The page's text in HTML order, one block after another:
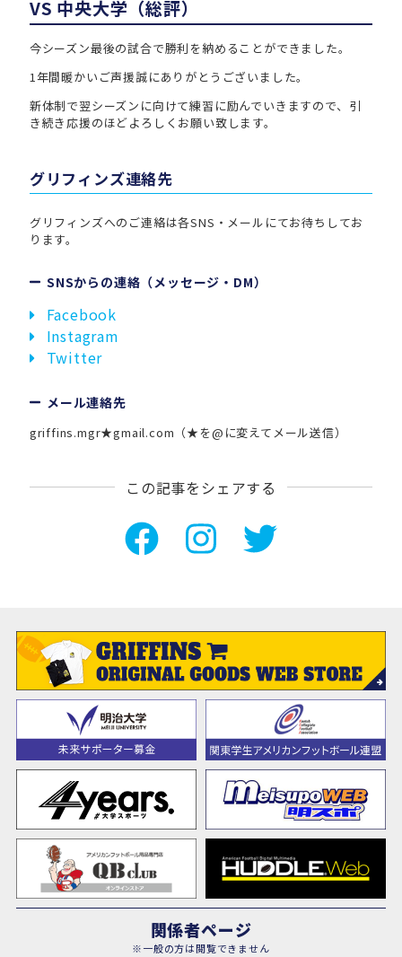
VS 中央大学（総評）
今シーズン最後の試合で勝利を納めることができました。
1年間暖かいご声援誠にありがとうございました。
新体制で翌シーズンに向けて練習に励んでいきますので、引
き続き応援のほどよろしくお願い致します。
グリフィンズ連絡先
グリフィンズへのご連絡は各SNS・メールにてお待ちしてお
ります。
SNSからの連絡（メッセージ・DM）
Facebook
Instagram
Twitter
メール連絡先
griffins.mgr★gmail.com（★を@に変えてメール送信）
この記事をシェアする
関係者ページ
※一般の方は閲覧できません